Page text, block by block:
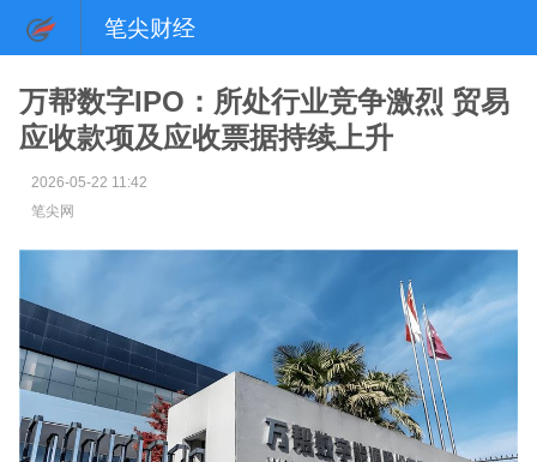
笔尖财经
万帮数字IPO：所处行业竞争激烈 贸易
应收款项及应收票据持续上升
2026-05-22 11:42
笔尖网